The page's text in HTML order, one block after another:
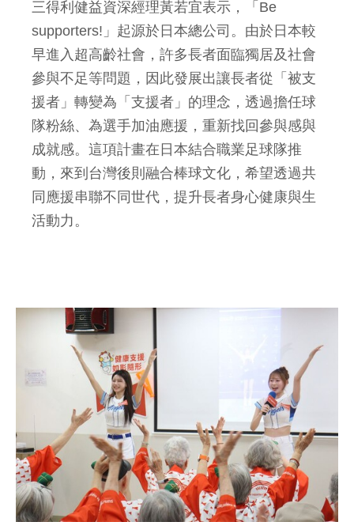
三得利健益資深經理黃若宜表示，「Be
supporters!」起源於日本總公司。由於日本較
早進入超高齡社會，許多長者面臨獨居及社會
參與不足等問題，因此發展出讓長者從「被支
援者」轉變為「支援者」的理念，透過擔任球
隊粉絲、為選手加油應援，重新找回參與感與
成就感。這項計畫在日本結合職業足球隊推
動，來到台灣後則融合棒球文化，希望透過共
同應援串聯不同世代，提升長者身心健康與生
活動力。